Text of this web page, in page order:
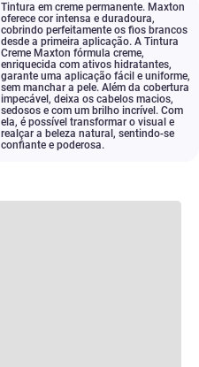
Tintura em creme permanente. Maxton
oferece cor intensa e duradoura,
cobrindo perfeitamente os fios brancos
desde a primeira aplicação. A Tintura
Creme Maxton fórmula creme,
enriquecida com ativos hidratantes,
garante uma aplicação fácil e uniforme,
sem manchar a pele. Além da cobertura
impecável , deixa os cabelos macios,
sedosos e com um brilho incrível. Com
ela, é possível transformar o visual e
realçar a beleza natural , sentindo-se
confiante e poderosa.